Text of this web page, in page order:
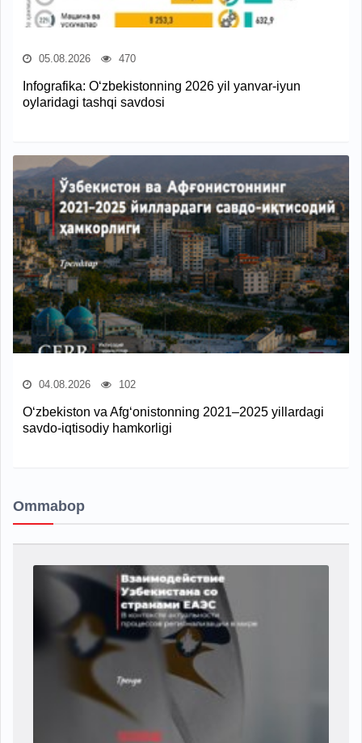
05.08.2026 470
Infografika: O‘zbekistonning 2026 yil yanvar-iyun
oylaridagi tashqi savdosi
04.08.2026 102
O‘zbekiston va Afg‘onistonning 2021–2025 yillardagi
savdo-iqtisodiy hamkorligi
Ommabop